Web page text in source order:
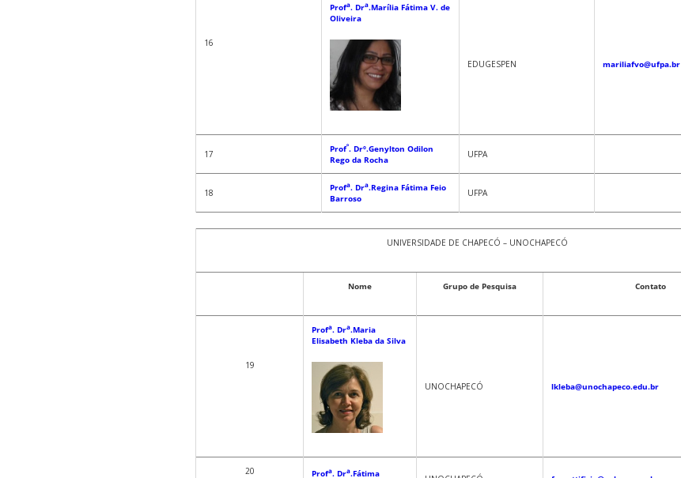
16
Profa. Dra.Marília Fátima V. de
Oliveira
EDUGESPEN mariliafvo@ufpa.br
17 Profº. Drº.Genylton Odilon
Rego da Rocha
UFPA
18 Profa. Dra.Regina Fátima Feio
Barroso
UFPA
UNIVERSIDADE DE CHAPECÓ – UNOCHAPECÓ
Nome Grupo de Pesquisa Contato
19
Profa. Dra.Maria
Elisabeth Kleba da Silva
UNOCHAPECÓ lkleba@unochapeco.edu.br
20 Profa. Dra.Fátima